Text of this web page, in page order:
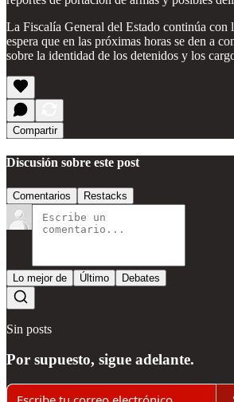
La Fiscalía General del Estado continúa con
espera que en las próximas horas se den a
sobre la identidad de los detenidos y los
Compartir
Discusión sobre este post
Comentarios Restacks
Lo mejor de Último Debates
Sin posts
Por supuesto, sigue adelante.